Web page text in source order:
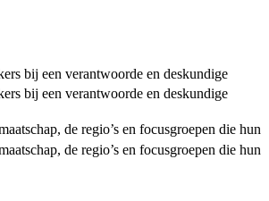
bij een verantwoorde en deskundige
bij een verantwoorde en deskundige
de regio’s en focusgroepen die hun
de regio’s en focusgroepen die hun